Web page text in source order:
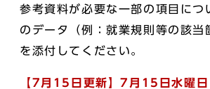
参考資料が必要な一部の項目につ
のデータ（例：就業規則等の該当
を添付してください。
【7月15日更新】7月15日水曜